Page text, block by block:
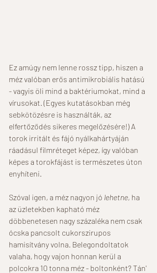
Ez amúgy nem lenne rossz tipp, hiszen a
méz valóban erős antimikrobiális hatású
- vagyis öli mind a baktériumokat, mind a
vírusokat. (Egyes kutatásokban még
sebkötözésre is használták, az
elfertőződés sikeres megelőzésére!) A
torok irritált és fájó nyálkahártyáján
ráadásul filmréteget képez, így valóban
képes a torokfájást is természetes úton
enyhíteni.
Szóval igen, a méz nagyon jó lehetne, ha
az üzletekben kapható méz
döbbenetesen nagy százaléka nem csak
ócska pancsolt cukorszirupos
hamisítvány volna. Belegondoltatok
valaha, hogy vajon honnan kerül a
polcokra 10 tonna méz - boltonként? Tán'